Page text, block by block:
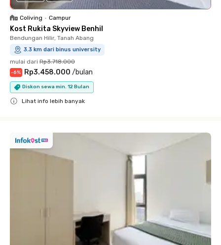
Coliving • Campur
Kost Rukita Skyview Benhil
Bendungan Hilir, Tanah Abang
3.3 km dari binus university
mulai dari Rp3.718.000
-6% Rp3.458.000 /bulan
Diskon sewa min. 12 Bulan
Lihat info lebih banyak